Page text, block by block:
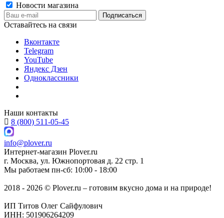
Новости магазина
Оставайтесь на связи
Вконтакте
Telegram
YouTube
Яндекс Дзен
Одноклассники
Наши контакты
8 (800) 511-05-45
info@plover.ru
Интернет-магазин Plover.ru
г. Москва, ул. Южнопортовая д. 22 стр. 1
Мы работаем пн-сб: 10:00 - 18:00
2018 - 2026 © Plover.ru – готовим вкусно дома и на природе!
ИП Титов Олег Сайфулович
ИНН: 501906264209